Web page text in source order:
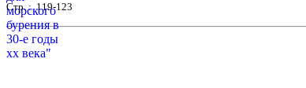
Стр. : 119-123